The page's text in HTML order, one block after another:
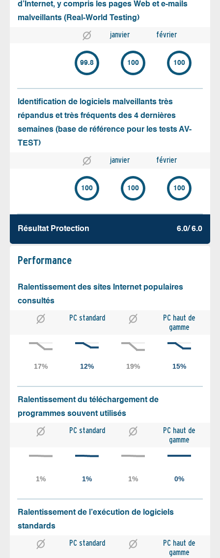
d’Internet, y compris les pages Web et e-mails
malveillants (Real-World Testing)
janvier février
99.8 100 100
Identification de logiciels malveillants très
répandus et très fréquents des 4 dernières
semaines (base de référence pour les tests AV-
TEST)
janvier février
100 100 100
Résultat Protection 6.0/ 6.0
Performance
Ralentissement des sites Internet populaires
consultés
PC standard
PC haut de
gamme
Ralentissement du téléchargement de
programmes souvent utilisés
PC standard
PC haut de
gamme
Ralentissement de l’exécution de logiciels
standards
PC standard
PC haut de
gamme